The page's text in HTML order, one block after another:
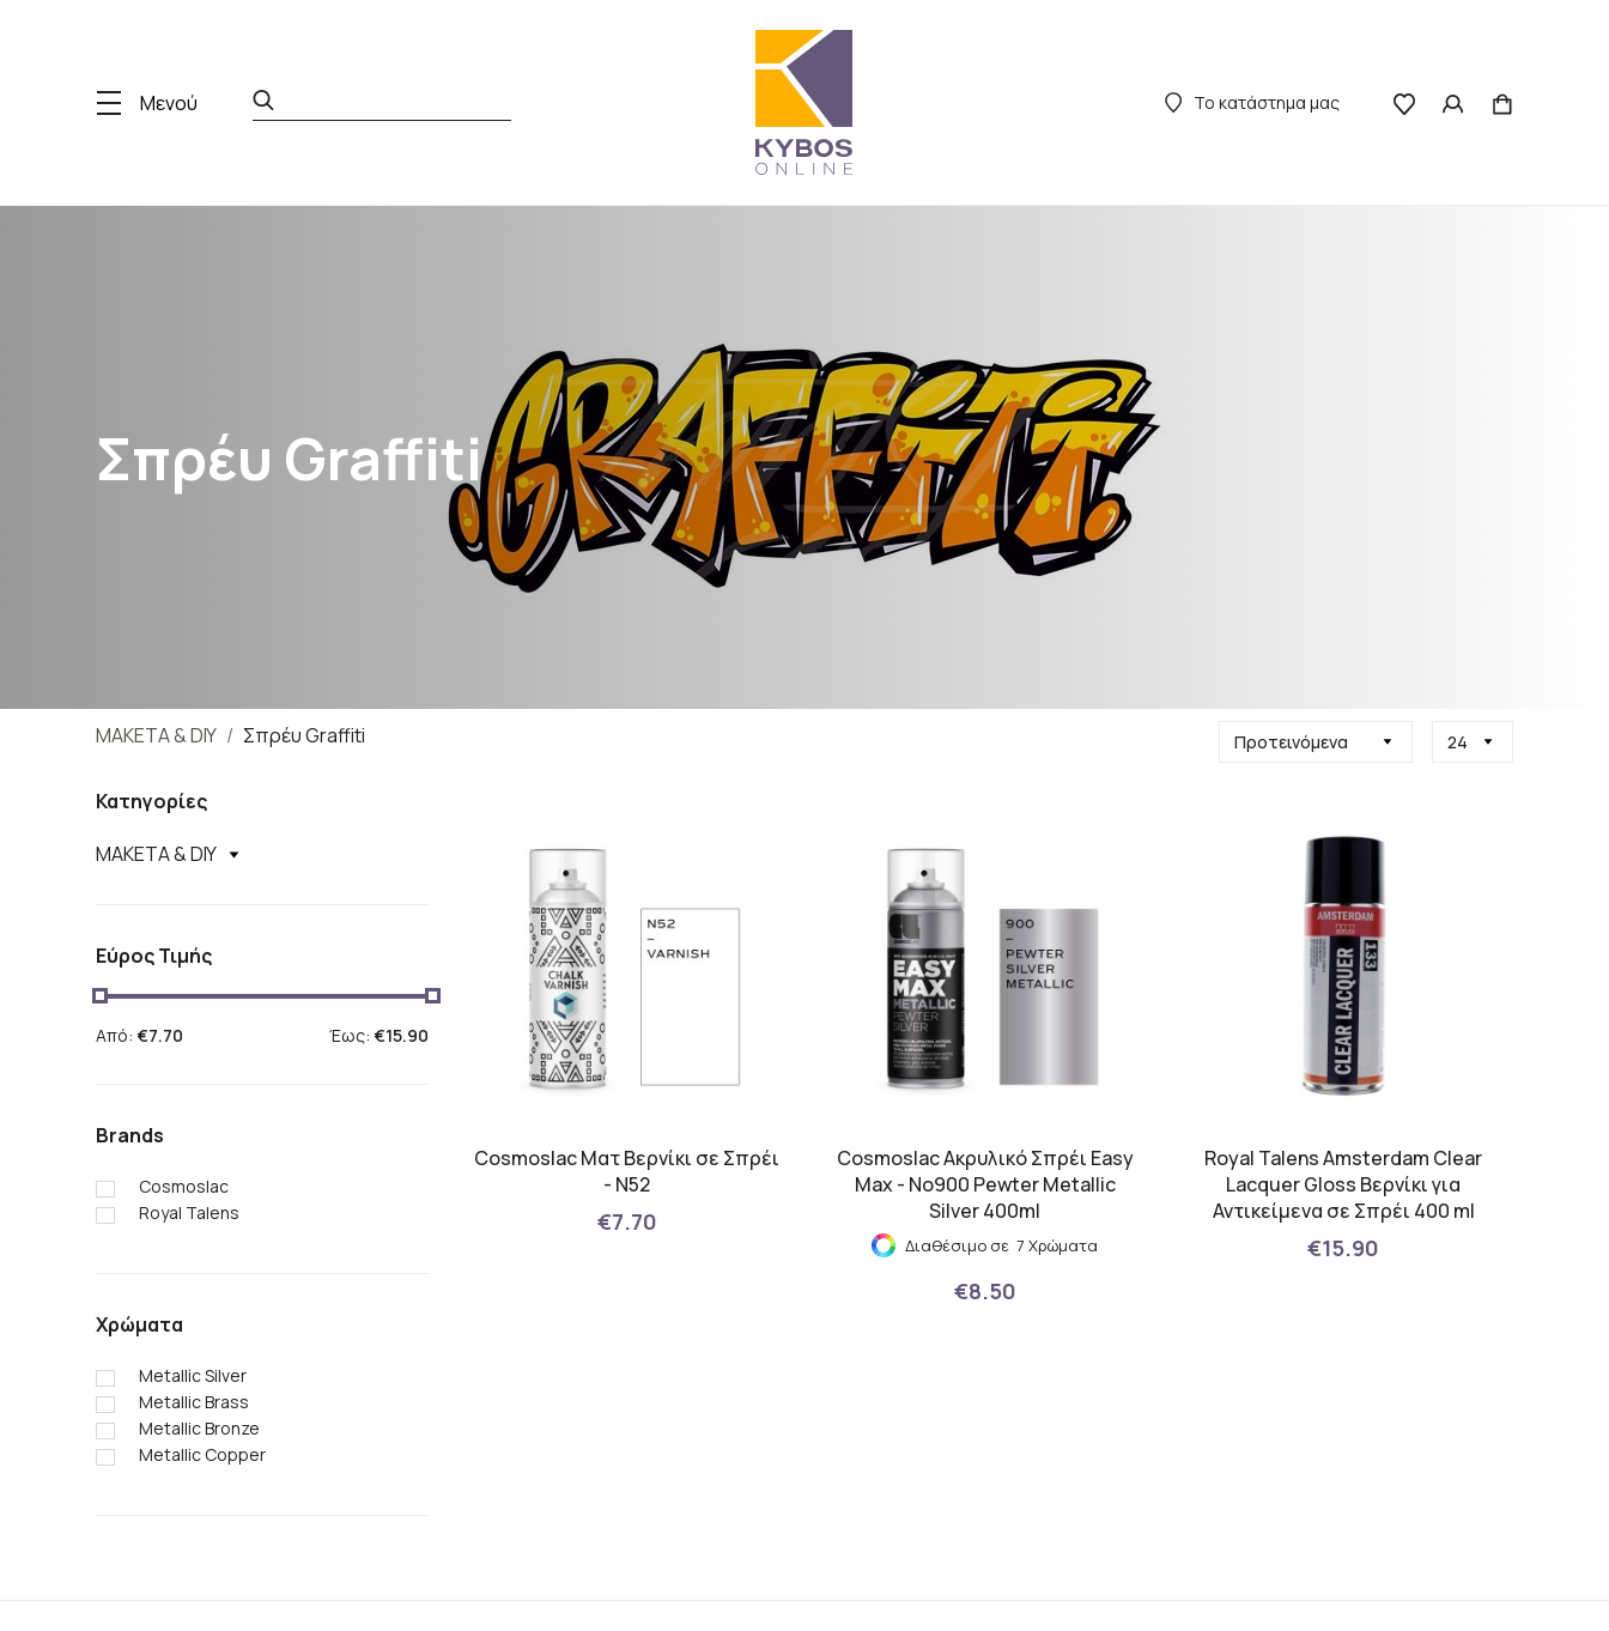
Μενού Το κατάστημα μας
Σπρέυ Graffiti
ΜΑΚΕΤΑ & DIY Σπρέυ Graffiti
Κατηγορίες
ΜΑΚΕΤΑ & DIY
Εύρος Τιμής
Από: €7.70 Έως: €15.90
Brands
Cosmoslac
Royal Talens
Χρώματα
Metallic Silver
Metallic Brass
Metallic Bronze
Metallic Copper
Cosmoslac Ματ Βερνίκι σε Σπρέι
- N52
€7.70
Cosmoslac Ακρυλικό Σπρέι Easy
Max - No900 Pewter Metallic
Silver 400ml
Διαθέσιμο σε 7 Χρώματα
€8.50
Royal Talens Amsterdam Clear
Lacquer Gloss Βερνίκι για
Αντικείμενα σε Σπρέι 400 ml
€15.90